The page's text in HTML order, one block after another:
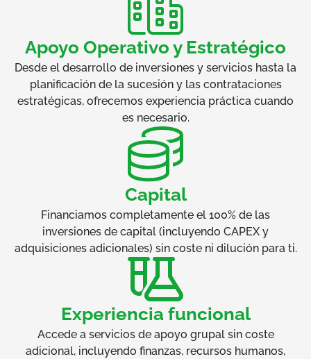
Apoyo Operativo y Estratégico
Desde el desarrollo de inversiones y servicios hasta la
planificación de la sucesión y las contrataciones
estratégicas, ofrecemos experiencia práctica cuando
es necesario.
Capital
Financiamos completamente el 100% de las
inversiones de capital (incluyendo CAPEX y
adquisiciones adicionales) sin coste ni dilución para ti.
Experiencia funcional
Accede a servicios de apoyo grupal sin coste
adicional, incluyendo finanzas, recursos humanos,